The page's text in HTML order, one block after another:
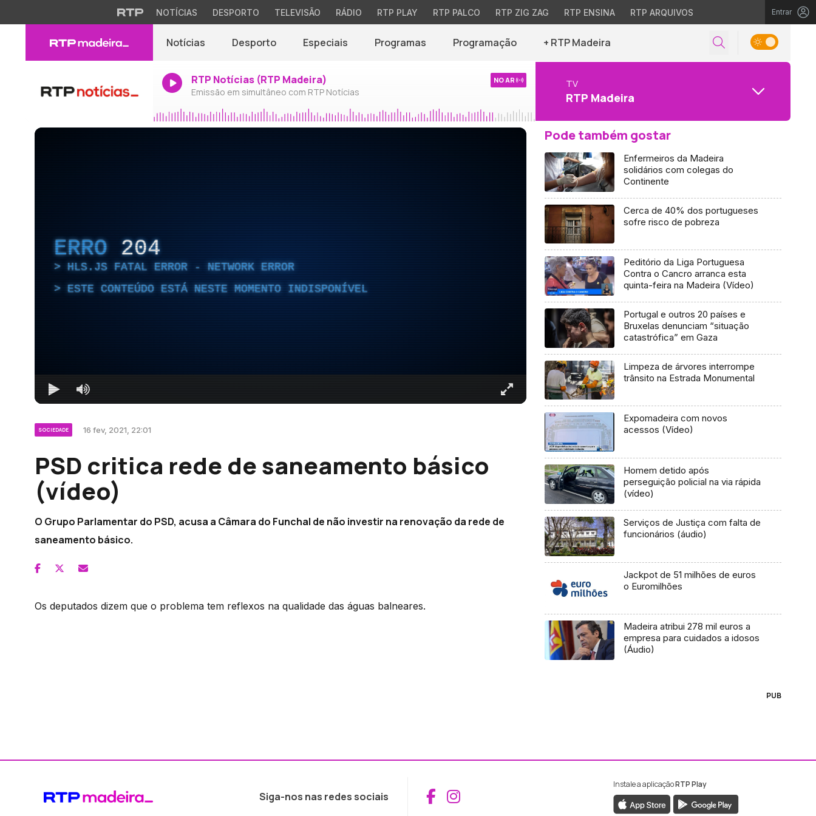
NOTÍCIAS DESPORTO TELEVISÃO RÁDIO RTP PLAY RTP PALCO RTP ZIG ZAG RTP ENSINA RTP ARQUIVOS Entrar
Notícias Desporto Especiais Programas Programação + RTP Madeira
RTP Notícias (RTP Madeira)
Emissão em simultâneo com RTP Notícias
NO AR TV
RTP Madeira
ERRO 204
HLS.JS FATAL ERROR - NETWORK ERROR
ESTE CONTEÚDO ESTÁ NESTE MOMENTO INDISPONÍVEL
SOCIEDADE 16 fev, 2021, 22:01
PSD critica rede de saneamento básico
(vídeo)
O Grupo Parlamentar do PSD, acusa a Câmara do Funchal de não investir na renovação da rede de
saneamento básico.
Os deputados dizem que o problema tem reflexos na qualidade das águas balneares.
Pode também gostar
Enfermeiros da Madeira
solidários com colegas do
Continente
Cerca de 40% dos portugueses
sofre risco de pobreza
Peditório da Liga Portuguesa
Contra o Cancro arranca esta
quinta-feira na Madeira (Vídeo)
Portugal e outros 20 países e
Bruxelas denunciam “situação
catastrófica” em Gaza
Limpeza de árvores interrompe
trânsito na Estrada Monumental
Expomadeira com novos
acessos (Vídeo)
Homem detido após
perseguição policial na via rápida
(vídeo)
Serviços de Justiça com falta de
funcionários (áudio)
Jackpot de 51 milhões de euros
o Euromilhões
Madeira atribui 278 mil euros a
empresa para cuidados a idosos
(Áudio)
PUB
Siga-nos nas redes sociais Aceder ao Facebook da RTP Madeira
Aceder ao Instagram da RTP Madeira
Instale a aplicaçãoRTP Play